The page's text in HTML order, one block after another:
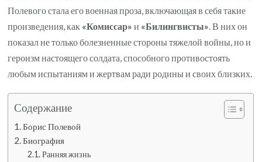
Полевого стала его военная проза, включающая в себя такие
произведения, как «Комиссар» и «Билингвисты». В них он
показал не только болезненные стороны тяжелой войны, но и
героизм настоящего солдата, способного противостоять
любым испытаниям и жертвам ради родины и своих близких.
Содержание
Борис Полевой
Биография
Ранняя жизнь